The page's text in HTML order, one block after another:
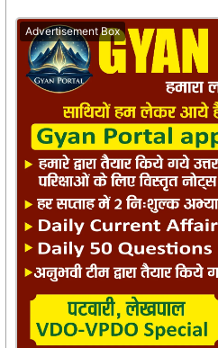
Advertisement Box